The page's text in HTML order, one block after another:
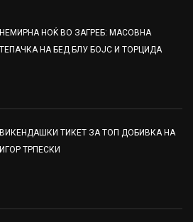
НЕМИРНА НОЌ ВО ЗАГРЕБ: МАСОВНА
ТЕПАЧКА НА БЕД БЛУ БОЈС И ТОРЦИДА
ВИКЕНДАШКИ ТИКЕТ ЗА ТОП ДОБИВКА НА
ИГОР ТРПЕСКИ